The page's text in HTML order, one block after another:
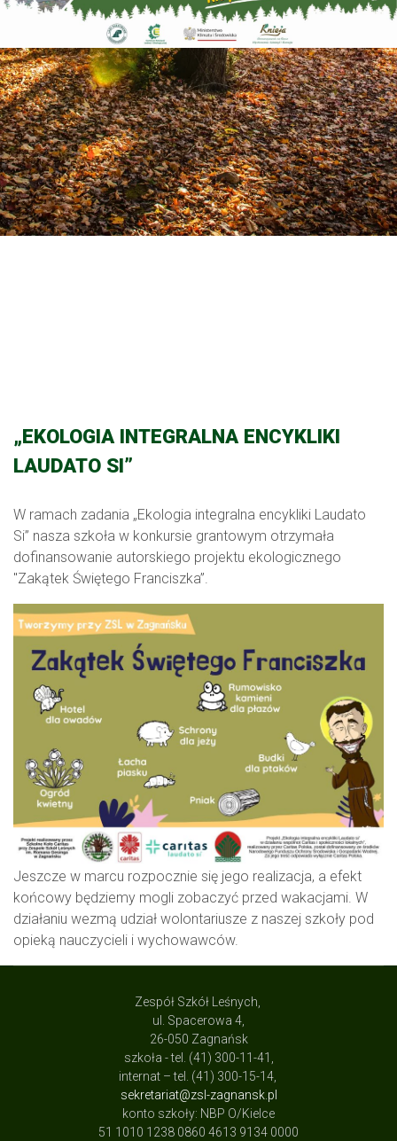
„EKOLOGIA INTEGRALNA ENCYKLIKI
LAUDATO SI”
W ramach zadania „Ekologia integralna encykliki Laudato
Si” nasza szkoła w konkursie grantowym otrzymała
dofinansowanie autorskiego projektu ekologicznego
"Zakątek Świętego Franciszka”.
Jeszcze w marcu rozpocznie się jego realizacja, a efekt
końcowy będziemy mogli zobaczyć przed wakacjami. W
działaniu wezmą udział wolontariusze z naszej szkoły pod
opieką nauczycieli i wychowawców.
Zespół Szkół Leśnych,
ul. Spacerowa 4,
26-050 Zagnańsk
szkoła - tel. (41) 300-11-41,
internat – tel. (41) 300-15-14,
sekretariat@zsl-zagnansk.pl
konto szkoły: NBP O/Kielce
51 1010 1238 0860 4613 9134 0000